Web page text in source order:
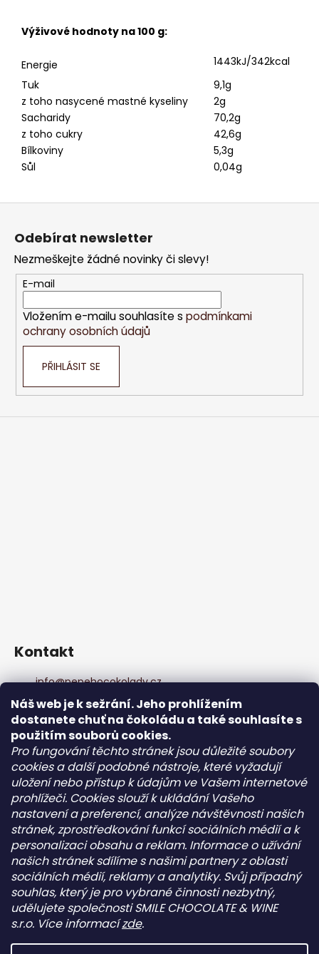
Náš web je k sežrání. Jeho prohlížením
dostanete chuť na čokoládu a také souhlasíte s
použitím souborů cookies.
Pro fungování těchto stránek jsou důležité soubory
cookies a další podobné nástroje, které vyžadují
uložení nebo přístup k údajům ve Vašem internetové
prohlížeči. Cookies slouží k ukládání Vašeho
nastavení a preferencí, analýze návštěvnosti našich
stránek, zprostředkování funkcí sociálních médií a k
personalizaci obsahu a reklam. Informace o užívání
našich stránek sdílíme s našimi partnery z oblasti
sociálních médií, reklamy a analytiky. Svůj případný
souhlas, který je pro vybrané činnosti nezbytný,
udělujete společnosti SMILE CHOCOLATE & WINE
s.r.o. Více informacízde.
Výživové hodnoty na 100 g:
Energie 1443kJ/342kcal
Tuk
9,1g
z toho nasycené mastné kyseliny
2g
Sacharidy
70,2g
z toho cukry
42,6g
Bílkoviny
5,3g
Sůl
0,04g
Z
Odebírat newsletter
Nezmeškejte žádné novinky či slevy!
E-mail
Vložením e-mailu souhlasíte s podmínkami
ochrany osobních údajů
PŘIHLÁSIT SE
Kontakt
info@pepehocokolady.cz
+420702085600
+420702085600
Pepeho čokolády
pepehocokolady.cz
Informace pro vás
Kontakt
Obchodní podmínky
Podmínky ochrany osobních údajů - GDPR
Facebook